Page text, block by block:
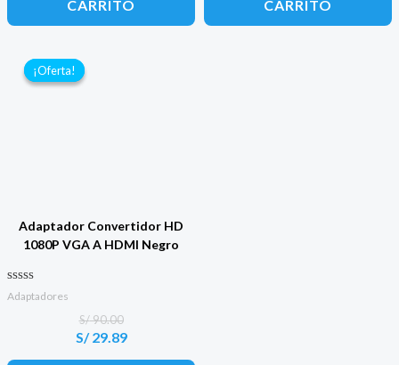
era:
S/ 60.00.
es:
S/ 35.95.
CARRITO
CARRITO
¡Oferta!
¡Oferta!
Adaptador Convertidor HD
1080P VGA A HDMI Negro
Valorado con
Adaptadores
S/90.00
El
precio
S/29.89
El
precio